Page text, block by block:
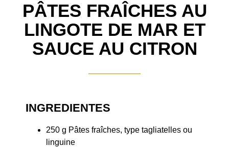
PÂTES FRAÎCHES AU
LINGOTE DE MAR ET
SAUCE AU CITRON
INGREDIENTES
250 g Pâtes fraîches, type tagliatelles ou
linguine